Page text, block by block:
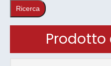
Ricerca